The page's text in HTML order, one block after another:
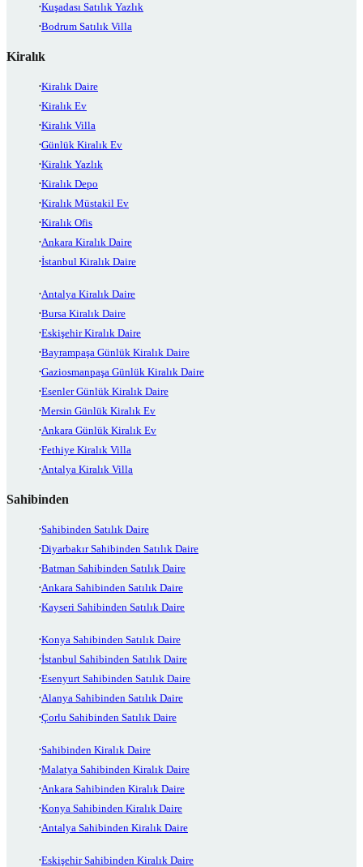
Kuşadası Satılık Yazlık
Bodrum Satılık Villa
Kiralık
Kiralık Daire
Kiralık Ev
Kiralık Villa
Günlük Kiralık Ev
Kiralık Yazlık
Kiralık Depo
Kiralık Müstakil Ev
Kiralık Ofis
Ankara Kiralık Daire
İstanbul Kiralık Daire
Antalya Kiralık Daire
Bursa Kiralık Daire
Eskişehir Kiralık Daire
Bayrampaşa Günlük Kiralık Daire
Gaziosmanpaşa Günlük Kiralık Daire
Esenler Günlük Kiralık Daire
Mersin Günlük Kiralık Ev
Ankara Günlük Kiralık Ev
Fethiye Kiralık Villa
Antalya Kiralık Villa
Sahibinden
Sahibinden Satılık Daire
Diyarbakır Sahibinden Satılık Daire
Batman Sahibinden Satılık Daire
Ankara Sahibinden Satılık Daire
Kayseri Sahibinden Satılık Daire
Konya Sahibinden Satılık Daire
İstanbul Sahibinden Satılık Daire
Esenyurt Sahibinden Satılık Daire
Alanya Sahibinden Satılık Daire
Çorlu Sahibinden Satılık Daire
Sahibinden Kiralık Daire
Malatya Sahibinden Kiralık Daire
Ankara Sahibinden Kiralık Daire
Konya Sahibinden Kiralık Daire
Antalya Sahibinden Kiralık Daire
Eskişehir Sahibinden Kiralık Daire